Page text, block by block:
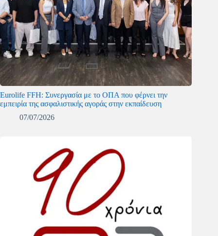
Eurolife FFH: Συνεργασία με το ΟΠΑ που φέρνει την
εμπειρία της ασφαλιστικής αγοράς στην εκπαίδευση
07/07/2026